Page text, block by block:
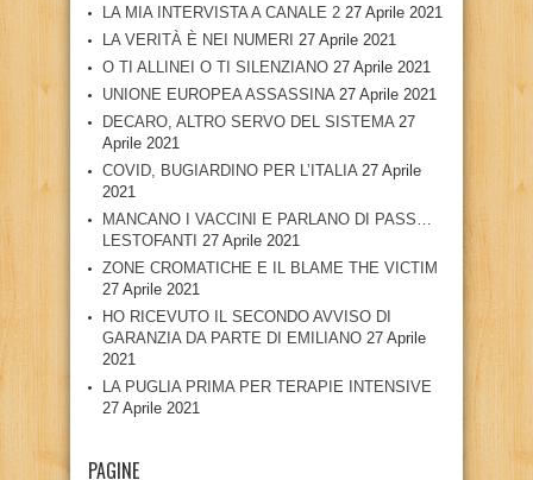
LA MIA INTERVISTA A CANALE 2 27 Aprile 2021
LA VERITÀ È NEI NUMERI 27 Aprile 2021
O TI ALLINEI O TI SILENZIANO 27 Aprile 2021
UNIONE EUROPEA ASSASSINA 27 Aprile 2021
DECARO, ALTRO SERVO DEL SISTEMA 27
Aprile 2021
COVID, BUGIARDINO PER L’ITALIA 27 Aprile
2021
MANCANO I VACCINI E PARLANO DI PASS…
LESTOFANTI 27 Aprile 2021
ZONE CROMATICHE E IL BLAME THE VICTIM
27 Aprile 2021
HO RICEVUTO IL SECONDO AVVISO DI
GARANZIA DA PARTE DI EMILIANO 27 Aprile
2021
LA PUGLIA PRIMA PER TERAPIE INTENSIVE
27 Aprile 2021
PAGINE